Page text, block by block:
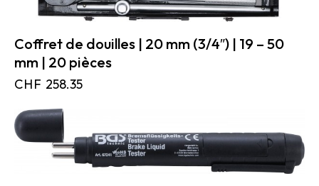
Coffret de douilles | 20 mm (3/4″) | 19 – 50
mm | 20 pièces
CHF 258.35